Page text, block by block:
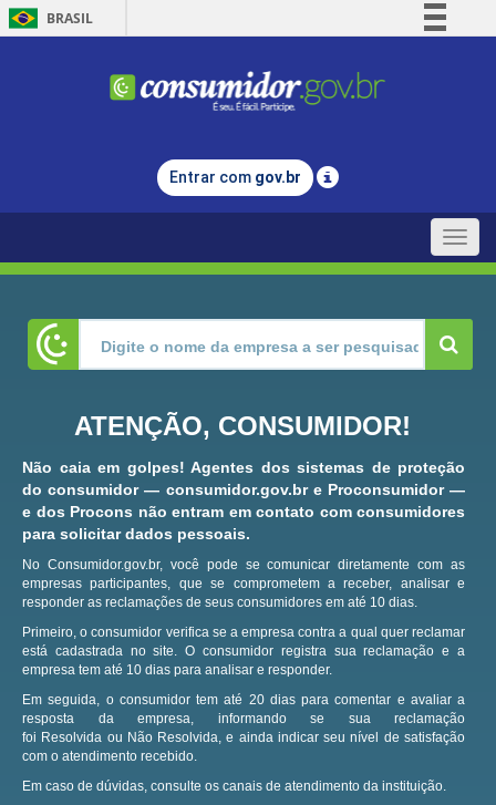
BRASIL
Comunica BR
Legislação
Entrar com gov.br
Toggle
ATENÇÃO, CONSUMIDOR!
Não caia em golpes! Agentes dos sistemas de proteção
do consumidor — consumidor.gov.br e Proconsumidor —
e dos Procons não entram em contato com consumidores
para solicitar dados pessoais.
No Consumidor.gov.br, você pode se comunicar diretamente com as
empresas participantes, que se comprometem a receber, analisar e
responder as reclamações de seus consumidores em até 10 dias.
Primeiro, o consumidor verifica se a empresa contra a qual quer reclamar
está cadastrada no site.O consumidor registra sua reclamação e a
empresa tem até 10 dias para analisar e responder.
Em seguida, o consumidor tem até 20 dias para comentar e avaliar a
resposta da empresa, informando se sua reclamação
foi Resolvida ou Não Resolvida, e ainda indicar seu nível de satisfação
com o atendimento recebido.
Em caso de dúvidas, consulte os canais de atendimento da instituição.